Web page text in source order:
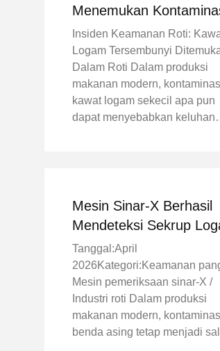
Menemukan
Kawat Logam di Garis
Produksi Roti
Insiden Keamanan Roti:
Logam Tersembunyi
Dalam Roti Dalam produksi
makanan modern,
kawat logam sekecil apa pun
dapat menyebabkan keluhan
berhasil ...
Mesin Sinar-X Berhasil
Mendeteksi Sekrup
dalam Biskuit, Menjamin
Keamanan Pangan
Produksi Roti
Tanggal:April
2026Kategori:Keamanan
Mesin pemeriksaan sinar-X /
Industri roti Dalam produksi
makanan modern,
benda asing tetap menjadi